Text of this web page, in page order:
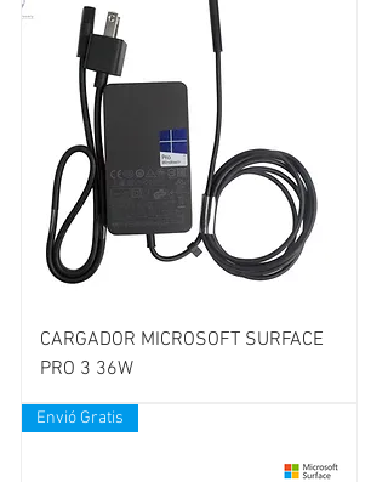
CARGADOR MICROSOFT SURFACE
PRO 3 36W
Envió Gratis